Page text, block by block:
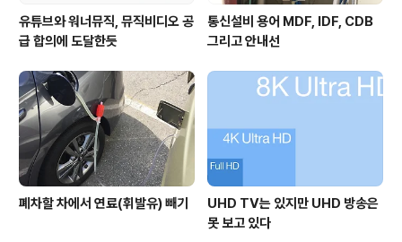
유튜브와 워너뮤직, 뮤직비디오 공
급 합의에 도달한듯
통신설비 용어 MDF, IDF, CDB
그리고 안내선
폐차할 차에서 연료(휘발유) 빼기
UHD TV는 있지만 UHD 방송은
못 보고 있다